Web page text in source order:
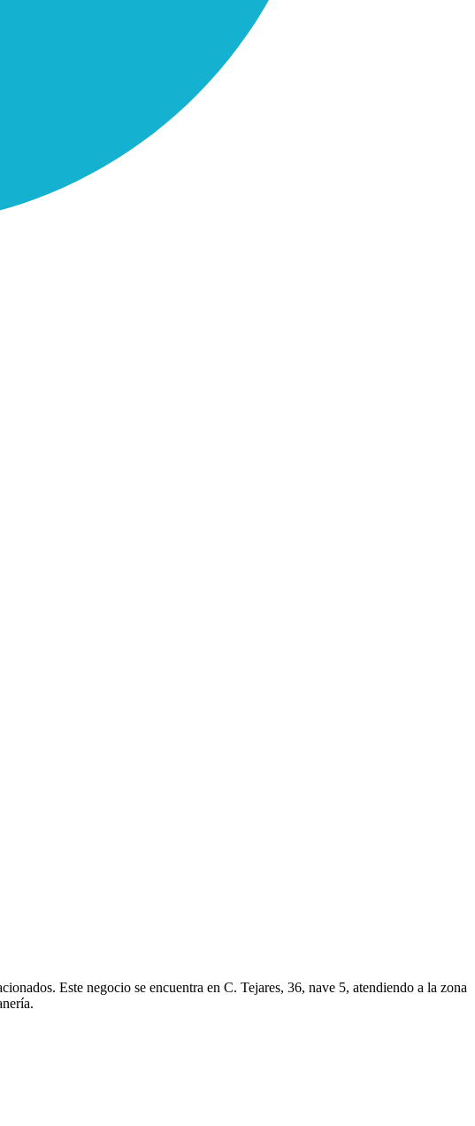
Este negocio se encuentra en C. Tejares, 36, nave 5, atendiendo a la zona